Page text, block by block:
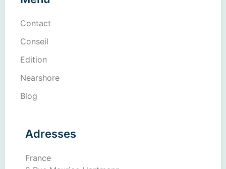
Contact
Conseil
Edition
Nearshore
Blog
Adresses
France